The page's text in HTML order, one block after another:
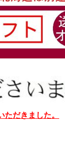
ただきました。